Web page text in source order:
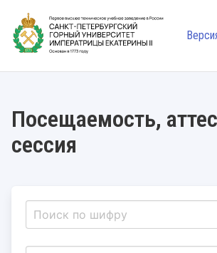
Посещаемость,
сессия